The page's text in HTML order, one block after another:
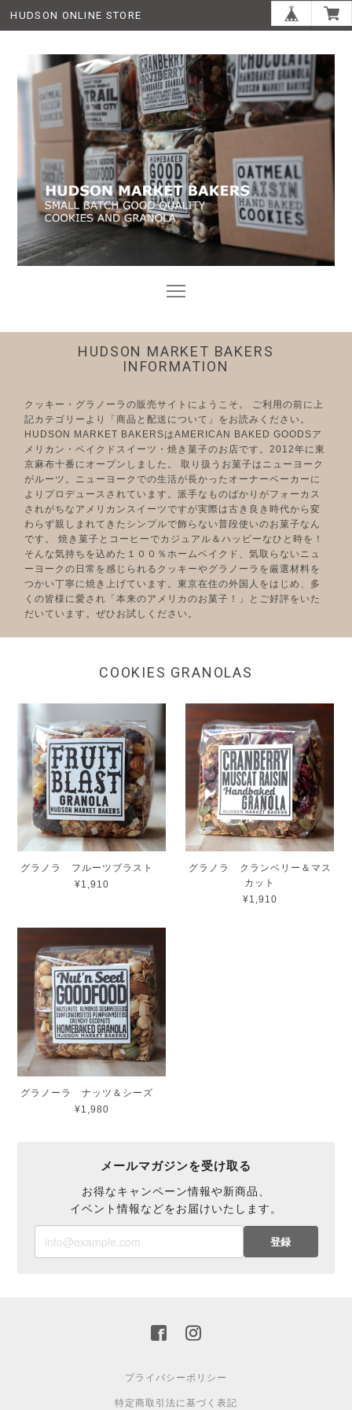
HUDSON ONLINE STORE
HUDSON MARKET BAKERS
INFORMATION
クッキー・グラノーラの販売サイトにようこそ。 ご利用の前に上
記カテゴリーより「商品と配送について」をお読みください。
HUDSON MARKET BAKERSはAMERICAN BAKED GOODSア
メリカン・ベイクドスイーツ・焼き菓子のお店です。2012年に東
京麻布十番にオープンしました。 取り扱うお菓子はニューヨーク
がルーツ。ニューヨークでの生活が長かったオーナーベーカーに
よりプロデュースされています。派手なものばかりがフォーカス
されがちなアメリカンスイーツですが実際は古き良き時代から変
わらず親しまれてきたシンプルで飾らない普段使いのお菓子なん
です。 焼き菓子とコーヒーでカジュアル＆ハッピーなひと時を！
そんな気持ちを込めた１００％ホームベイクド、気取らないニュ
ーヨークの日常を感じられるクッキーやグラノーラを厳選材料を
つかい丁寧に焼き上げています。東京在住の外国人をはじめ、多
くの皆様に愛され「本来のアメリカのお菓子！」とご好評をいた
だいています。ぜひお試しください。
COOKIES GRANOLAS
グラノラ フルーツブラスト
¥1,910
グラノラ クランベリー＆マス
カット
¥1,910
グラノーラ ナッツ＆シーズ
¥1,980
メールマガジンを受け取る
お得なキャンペーン情報や新商品、
イベント情報などをお届けいたします。
登録
プライバシーポリシー
特定商取引法に基づく表記